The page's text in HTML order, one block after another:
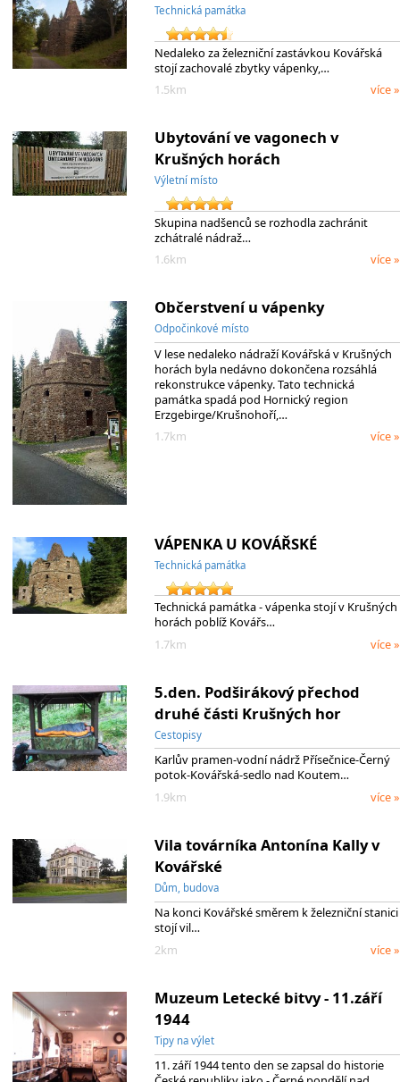
Technická památka
Nedaleko za železniční zastávkou Kovářská
stojí zachovalé zbytky vápenky,…
1.5km
více »
Ubytování ve vagonech v
Krušných horách
Výletní místo
Skupina nadšenců se rozhodla zachránit
zchátralé nádraž…
1.6km
více »
Občerstvení u vápenky
Odpočinkové místo
V lese nedaleko nádraží Kovářská v Krušných
horách byla nedávno dokončena rozsáhlá
rekonstrukce vápenky. Tato technická
památka spadá pod Hornický region
Erzgebirge/Krušnohoří,…
1.7km
více »
VÁPENKA U KOVÁŘSKÉ
Technická památka
Technická památka - vápenka stojí v Krušných
horách poblíž Kovářs…
1.7km
více »
5.den. Podširákový přechod
druhé části Krušných hor
Cestopisy
Karlův pramen-vodní nádrž Přísečnice-Černý
potok-Kovářská-sedlo nad Koutem…
1.9km
více »
Vila továrníka Antonína Kally v
Kovářské
Dům, budova
Na konci Kovářské směrem k železniční stanici
stojí vil…
2km
více »
Muzeum Letecké bitvy - 11.září
1944
Tipy na výlet
11. září 1944 tento den se zapsal do historie